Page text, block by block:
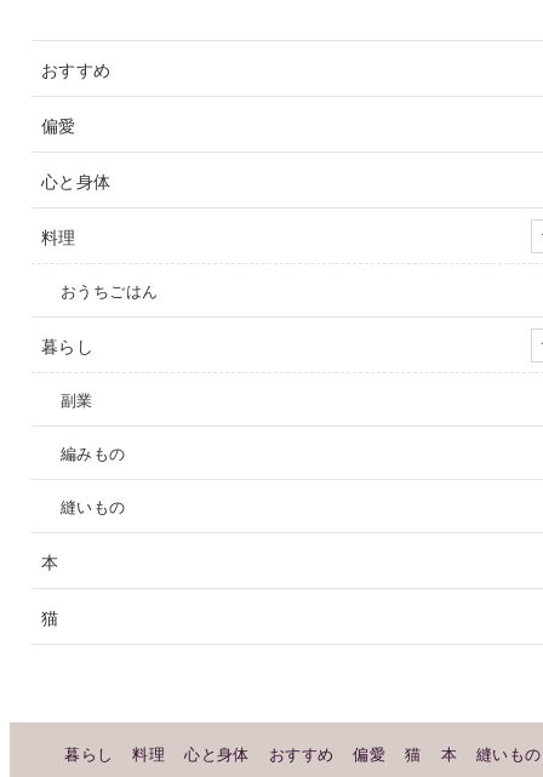
おすすめ
偏愛
心と身体
料理
おうちごはん
暮らし
副業
編みもの
縫いもの
本
猫
暮らし 料理 心と身体 おすすめ 偏愛 猫 本
縫いもの